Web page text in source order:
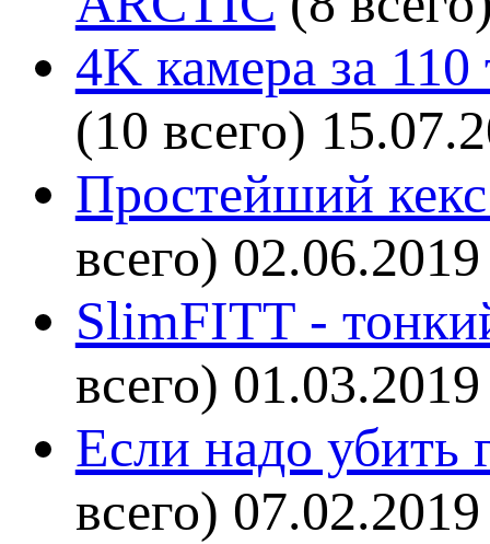
4K камера за
(10 всего)
Простейший кекс
всего) 02.06.2019
SlimFITT -
всего) 01.03.2019
Если надо убить
всего) 07.02.2019